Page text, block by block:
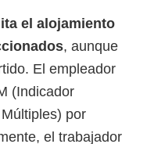
el alojamiento
, aunque
El empleador
(Indicador
por
el trabajador